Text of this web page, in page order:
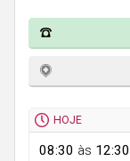
Faro
Guarda
Leiria
Lisboa
Portalegre
HOJE
08:30 às 12:30